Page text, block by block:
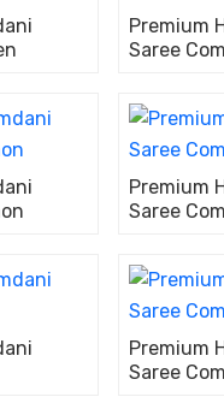
Premium
Saree
Premium
Saree
Premium
Saree